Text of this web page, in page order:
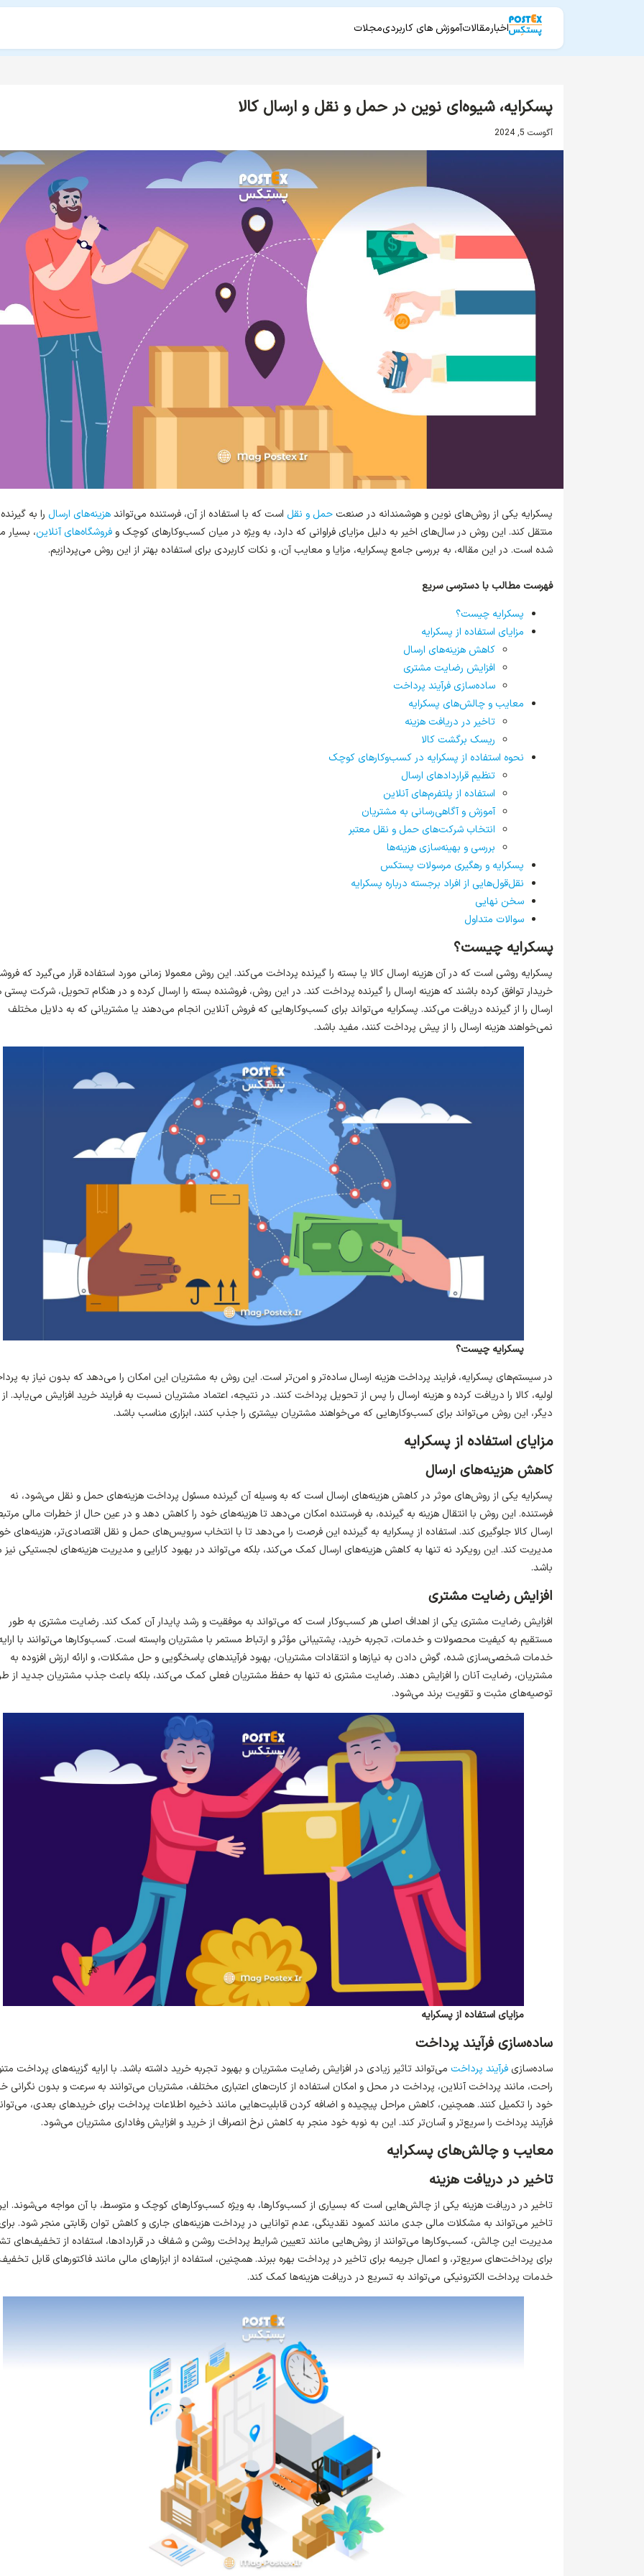
اخبارمقالاتآموزش های کاربردیمجلات
پسکرایه، شیوه‌ای نوین در حمل و نقل و ارسال کالا
آگوست 5, 2024
پسکرایه یکی از روش‌های نوین و هوشمندانه در صنعت حمل و نقل است که با استفاده از آن، فرستنده می‌تواندهزینه‌های ارسال را به گیرنده
منتقل کند. این روش در سال‌های اخیر به دلیل مزایای فراوانی که دارد، به ویژه در میان کسب‌وکارهای کوچک و فروشگاه‌های آنلاین، بسیار
شده است. در این مقاله، به بررسی جامع پسکرایه، مزایا و معایب آن، و نکات کاربردی برای استفاده بهتر از این روش می‌پردازیم.
فهرست مطالب با دسترسی سریع
پسکرایه چیست؟
مزایای استفاده از پسکرایه
کاهش هزینه‌های ارسال
افزایش رضایت مشتری
ساده‌سازی فرآیند پرداخت
معایب و چالش‌های پسکرایه
تاخیر در دریافت هزینه
ریسک برگشت کالا
نحوه استفاده از پسکرایه در کسب‌وکارهای کوچک
تنظیم قراردادهای ارسال
استفاده از پلتفرم‌های آنلاین
آموزش و آگاهی‌رسانی به مشتریان
انتخاب شرکت‌های حمل و نقل معتبر
بررسی و بهینه‌سازی هزینه‌ها
پسکرایه و رهگیری مرسولات پستکس
نقل‌قول‌هایی از افراد برجسته درباره پسکرایه
سخن نهایی
سوالات متداول
پسکرایه چیست؟
پسکرایه روشی است که در آن هزینه ارسال کالا یا بسته را گیرنده پرداخت می‌کند. این روش معمولا زمانی مورد استفاده قرار می‌گیرد که
خریدار توافق کرده باشند که هزینه ارسال را گیرنده پرداخت کند. در این روش، فروشنده بسته را ارسال کرده و در هنگام تحویل، شرکت پستی
ارسال را از گیرنده دریافت می‌کند. پسکرایه می‌تواند برای کسب‌وکارهایی که فروش آنلاین انجام می‌دهند یا مشتریانی که به دلایل مختلف
نمی‌خواهند هزینه ارسال را از پیش پرداخت کنند، مفید باشد.
پسکرایه چیست؟
در سیستم‌های پسکرایه، فرایند پرداخت هزینه ارسال ساده‌تر و امن‌تر است. این روش به مشتریان این امکان را می‌دهد که بدون نیاز به
اولیه، کالا را دریافت کرده و هزینه ارسال را پس از تحویل پرداخت کنند. در نتیجه، اعتماد مشتریان نسبت به فرایند خرید افزایش می‌یابد.
دیگر، این روش می‌تواند برای کسب‌وکارهایی که می‌خواهند مشتریان بیشتری را جذب کنند، ابزاری مناسب باشد.
مزایای استفاده از پسکرایه
کاهش هزینه‌های ارسال
پسکرایه یکی از روش‌های موثر در کاهش هزینه‌های ارسال است که به وسیله آن گیرنده مسئول پرداخت هزینه‌های حمل و نقل می‌شود، نه
فرستنده. این روش با انتقال هزینه به گیرنده، به فرستنده امکان می‌دهد تا هزینه‌های خود را کاهش دهد و در عین حال از خطرات مالی
ارسال کالا جلوگیری کند. استفاده از پسکرایه به گیرنده این فرصت را می‌دهد تا با انتخاب سرویس‌های حمل و نقل اقتصادی‌تر، هزینه‌های
مدیریت کند. این رویکرد نه تنها به کاهش هزینه‌های ارسال کمک می‌کند، بلکه می‌تواند در بهبود کارایی و مدیریت هزینه‌های لجستیکی نیز
باشد.
افزایش رضایت مشتری
افزایش رضایت مشتری یکی از اهداف اصلی هر کسب‌وکار است که می‌تواند به موفقیت و رشد پایدار آن کمک کند. رضایت مشتری به طور
مستقیم به کیفیت محصولات و خدمات، تجربه خرید، پشتیبانی مؤثر و ارتباط مستمر با مشتریان وابسته است. کسب‌وکارها می‌توانند با
خدمات شخصی‌سازی شده، گوش دادن به نیازها و انتقادات مشتریان، بهبود فرآیندهای پاسخگویی و حل مشکلات، و ارائه ارزش افزوده به
مشتریان، رضایت آنان را افزایش دهند. رضایت مشتری نه تنها به حفظ مشتریان فعلی کمک می‌کند، بلکه باعث جذب مشتریان جدید از
توصیه‌های مثبت و تقویت برند می‌شود.
مزایای استفاده از پسکرایه
ساده‌سازی فرآیند پرداخت
ساده‌سازی فرآیند پرداخت می‌تواند تاثیر زیادی در افزایش رضایت مشتریان و بهبود تجربه خرید داشته باشد. با ارایه گزینه‌های پرداخت
راحت، مانند پرداخت آنلاین، پرداخت در محل و امکان استفاده از کارت‌های اعتباری مختلف، مشتریان می‌توانند به سرعت و بدون نگرانی
خود را تکمیل کنند. همچنین، کاهش مراحل پیچیده و اضافه کردن قابلیت‌هایی مانند ذخیره اطلاعات پرداخت برای خریدهای بعدی،
فرآیند پرداخت را سریع‌تر و آسان‌تر کند. این به نوبه خود منجر به کاهش نرخ انصراف از خرید و افزایش وفاداری مشتریان می‌شود.
معایب و چالش‌های پسکرایه
تاخیر در دریافت هزینه
تاخیر در دریافت هزینه یکی از چالش‌هایی است که بسیاری از کسب‌وکارها، به ویژه کسب‌وکارهای کوچک و متوسط، با آن مواجه می‌شوند.
تاخیر می‌تواند به مشکلات مالی جدی مانند کمبود نقدینگی، عدم توانایی در پرداخت هزینه‌های جاری و کاهش توان رقابتی منجر شود.
مدیریت این چالش، کسب‌وکارها می‌توانند از روش‌هایی مانند تعیین شرایط پرداخت روشن و شفاف در قراردادها، استفاده از تخفیف‌های
برای پرداخت‌های سریع‌تر، و اعمال جریمه برای تاخیر در پرداخت بهره ببرند. همچنین، استفاده از ابزارهای مالی مانند فاکتورهای قابل
خدمات پرداخت الکترونیکی می‌تواند به تسریع در دریافت هزینه‌ها کمک کند.